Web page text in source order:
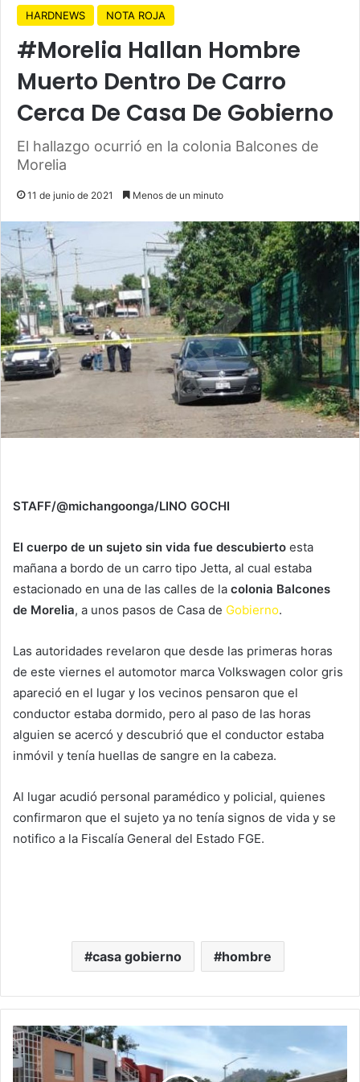
HARDNEWS NOTA ROJA
#Morelia Hallan Hombre
Muerto Dentro De Carro
Cerca De Casa De Gobierno
El hallazgo ocurrió en la colonia Balcones de
Morelia
11 de junio de 2021 Menos de un minuto
STAFF/@michangoonga/LINO GOCHI
El cuerpo de un sujeto sin vida fue descubierto esta
mañana a bordo de un carro tipo Jetta, al cual estaba
estacionado en una de las calles de la colonia Balcones
de Morelia, a unos pasos de Casa de Gobierno.
Las autoridades revelaron que desde las primeras horas
de este viernes el automotor marca Volkswagen color gris
apareció en el lugar y los vecinos pensaron que el
conductor estaba dormido, pero al paso de las horas
alguien se acercó y descubrió que el conductor estaba
inmóvil y tenía huellas de sangre en la cabeza.
Al lugar acudió personal paramédico y policial, quienes
confirmaron que el sujeto ya no tenía signos de vida y se
notifico a la Fiscalía General del Estado FGE.
casa gobierno hombre
#Michoacán
Balean
A